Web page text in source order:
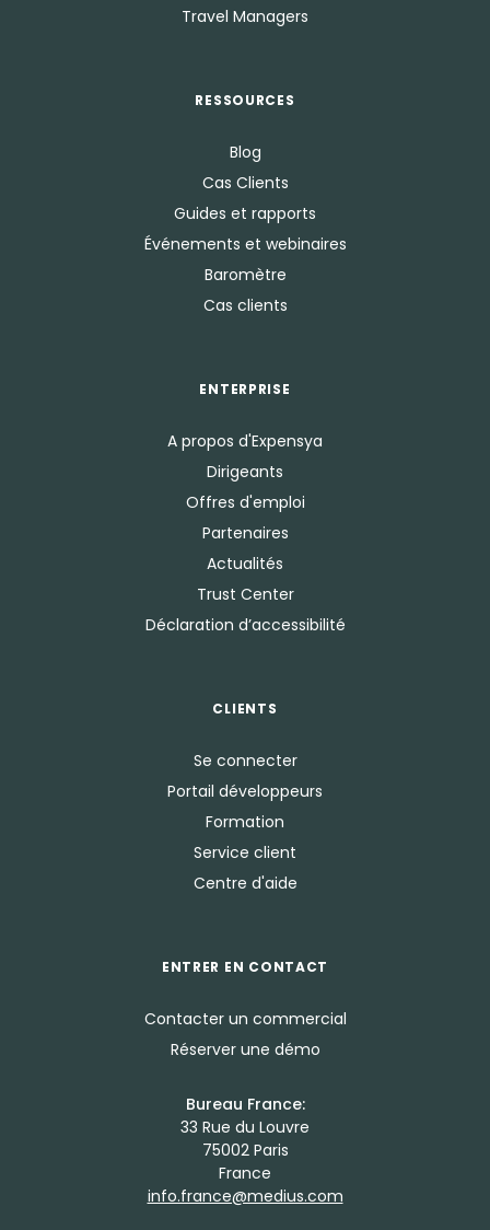
Travel Managers
RESSOURCES
Blog
Cas Clients
Guides et rapports
Événements et webinaires
Baromètre
Cas clients
ENTERPRISE
A propos d'Expensya
Dirigeants
Offres d'emploi
Partenaires
Actualités
Trust Center
Déclaration d’accessibilité
CLIENTS
Se connecter
Portail développeurs
Formation
Service client
Centre d'aide
ENTRER EN CONTACT
Contacter un commercial
Réserver une démo
Bureau France:
33 Rue du Louvre
75002 Paris
France
info.france@medius.com